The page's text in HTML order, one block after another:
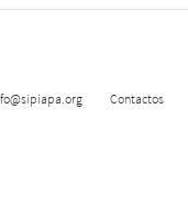
Contactos